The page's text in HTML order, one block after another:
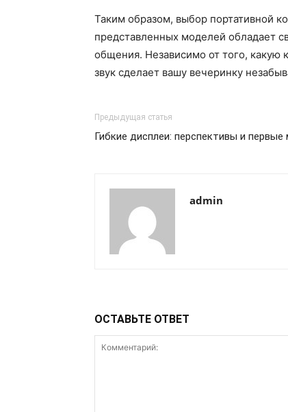
Таким образом, выбор портативной
представленных моделей обладает
общения. Независимо от того, какую
звук сделает вашу вечеринку
Предыдущая статья
Гибкие дисплеи: перспективы и первые
admin
ОСТАВЬТЕ ОТВЕТ